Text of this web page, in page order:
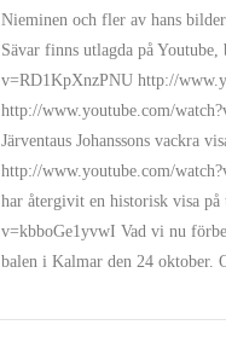
Nieminen och fler av hans
Sävar finns utlagda på
v=RD1KpXnzPNU http://
http://www.youtube.com/
Järventaus Johanssons vackra
http://www.youtube.com/
har återgivit en historisk visa
v=kbboGe1yvwI Vad vi nu
balen i Kalmar den 24